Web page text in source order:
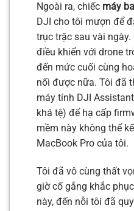
Ngoài ra, chiếc máy
DJI cho tôi mượn để
trục trặc sau vài
điều khiển với drone
đến mức cuối cùng
nối được nữa. Tôi đã
máy tính DJI
khá tệ) để hạ cấp
mềm này không thể
MacBook Pro của tôi.
Tôi đã vô cùng thất
giờ cố gắng khắc
này, đến nỗi tôi đã